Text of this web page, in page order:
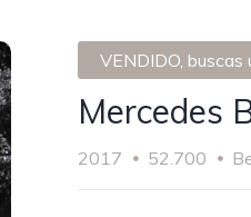
VENDIDO, buscas
Mercedes
2017 52.700